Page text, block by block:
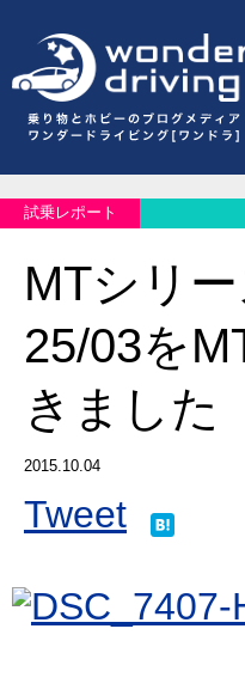
試乗レポート
MTシリ
25/03を
きました
2015.10.04
Tweet